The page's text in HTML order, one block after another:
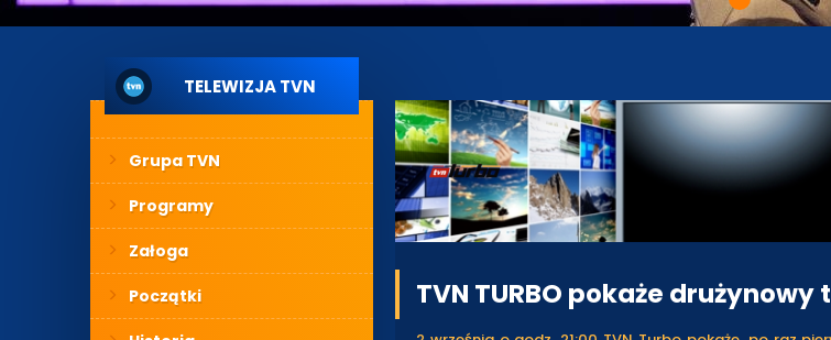
TELEWIZJA TVN
Grupa TVN
Programy
Załoga
Początki TVN TURBO pokaże